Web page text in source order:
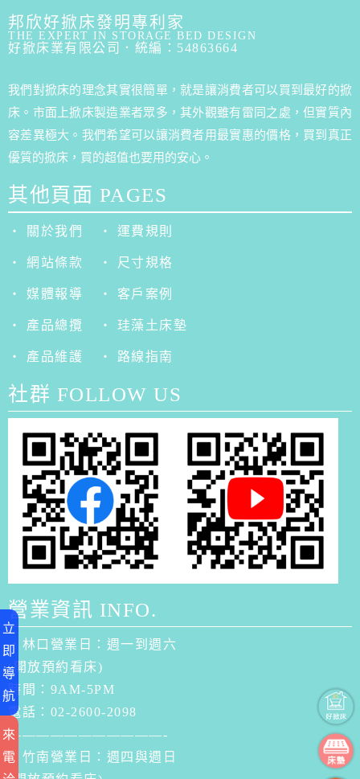
邦欣好掀床發明專利家
THE EXPERT IN STORAGE BED DESIGN
好掀床業有限公司．統編：54863664
我們對掀床的理念其實很簡單，就是讓消費者可以買到最好的掀
床。市面上掀床製造業者眾多，其外觀雖有雷同之處，但實質內
容差異極大。我們希望可以讓消費者用最實惠的價格，買到真正
優質的掀床，買的超值也要用的安心。
其他頁面 PAGES
‧ 關於我們 ‧ 運費規則
‧ 網站條款 ‧ 尺寸規格
‧ 媒體報導 ‧ 客戶案例
‧ 產品總攬 ‧ 珪藻土床墊
‧ 產品維護 ‧ 路線指南
社群 FOLLOW US
營業資訊 INFO.
．林口營業日：週一到週六
(開放預約看床)
時間：9AM-5PM
電話：02-2600-2098
———————————-
．竹南營業日：週四與週日
立
即
導
航
來
電